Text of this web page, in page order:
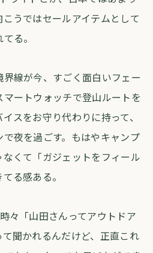
うではセールアイテムとして
る。
線が今、すごく面白いフェー
ートウォッチで登山ルートを
スをお守り代わりに持って、
夜を過ごす。もはやキャンプ
くて「ガジェットをフィール
る感ある。
々「山田さんってアウトドア
聞かれるんだけど、正直これ